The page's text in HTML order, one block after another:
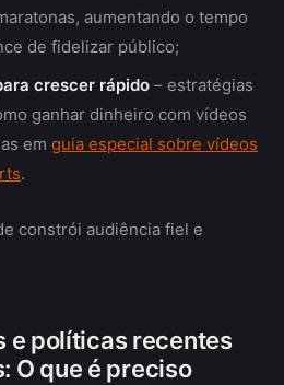
aumentando o tempo
de fidelizar público;
crescer rápido – estratégias
ganhar dinheiro com vídeos
em guia especial sobre vídeos
.
constrói audiência fiel e
e políticas recentes
O que é preciso